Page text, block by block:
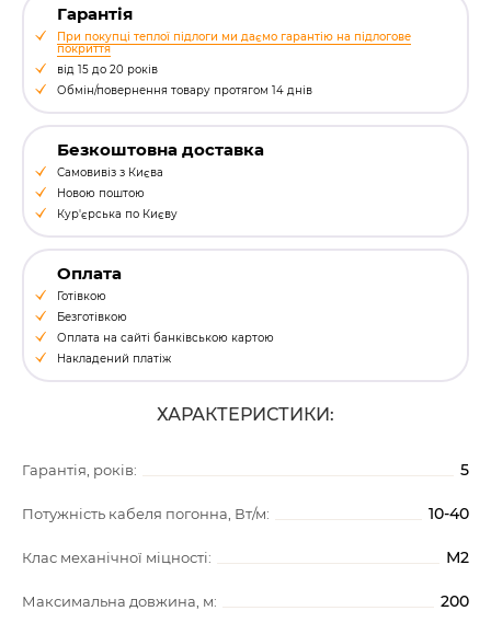
Гарантія
При покупці теплої підлоги ми даємо гарантію на підлогове
покриття
від 15 до 20 років
Обмін/повернення товару протягом 14 днів
Безкоштовна доставка
Самовивіз з Києва
Новою поштою
Кур'єрська по Києву
Оплата
Готівкою
Безготівкою
Оплата на сайті банківською картою
Накладений платіж
ХАРАКТЕРИСТИКИ:
Гарантія, років: 5
Потужність кабеля погонна, Вт/м: 10-40
Клас механічної міцності: М2
Максимальна довжина, м: 200